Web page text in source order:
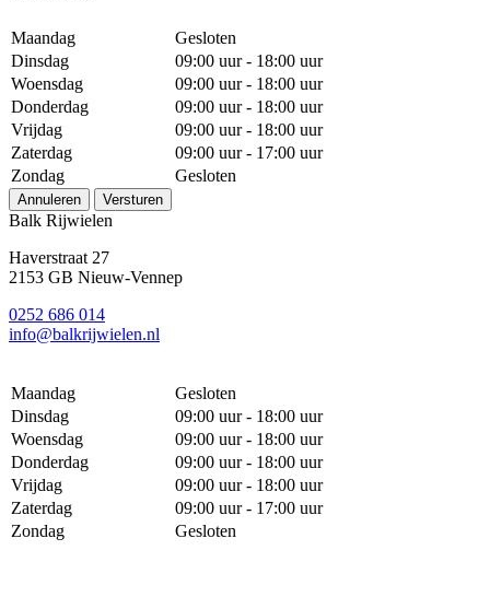
Maandag
Gesloten
Dinsdag
09:00 uur - 18:00 uur
Woensdag
09:00 uur - 18:00 uur
Donderdag
09:00 uur - 18:00 uur
Vrijdag
09:00 uur - 18:00 uur
Zaterdag
09:00 uur - 17:00 uur
Zondag
Gesloten
Annuleren Versturen
Balk Rijwielen
Haverstraat 27
2153 GB Nieuw-Vennep
0252 686 014
info@balkrijwielen.nl
Maandag
Gesloten
Dinsdag
09:00 uur - 18:00 uur
Woensdag
09:00 uur - 18:00 uur
Donderdag
09:00 uur - 18:00 uur
Vrijdag
09:00 uur - 18:00 uur
Zaterdag
09:00 uur - 17:00 uur
Zondag
Gesloten